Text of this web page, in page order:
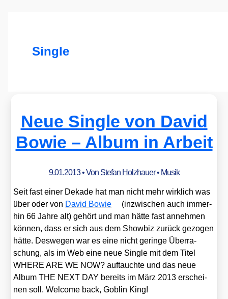
Single
Neue Single von David
Bowie – Album in Arbeit
9.01.2013• Von Stefan Holzhauer• Musik
Seit fast einer Deka­de hat man nicht mehr wirk­lich was
über oder von David Bowie
(inzwi­schen auch immer­
hin 66 Jah­re alt) gehört und man hät­te fast anneh­men
kön­nen, dass er sich aus dem Show­biz zurück gezo­gen
hät­te. Des­we­gen war es eine nicht gerin­ge Über­ra­
schung, als im Web eine neue Sin­gle mit dem Titel
WHERE ARE WE NOW? auf­tauch­te und das neue
Album THE NEXT DAY bereits im März 2013 erschei­
nen soll. Wel­co­me back, Goblin King!